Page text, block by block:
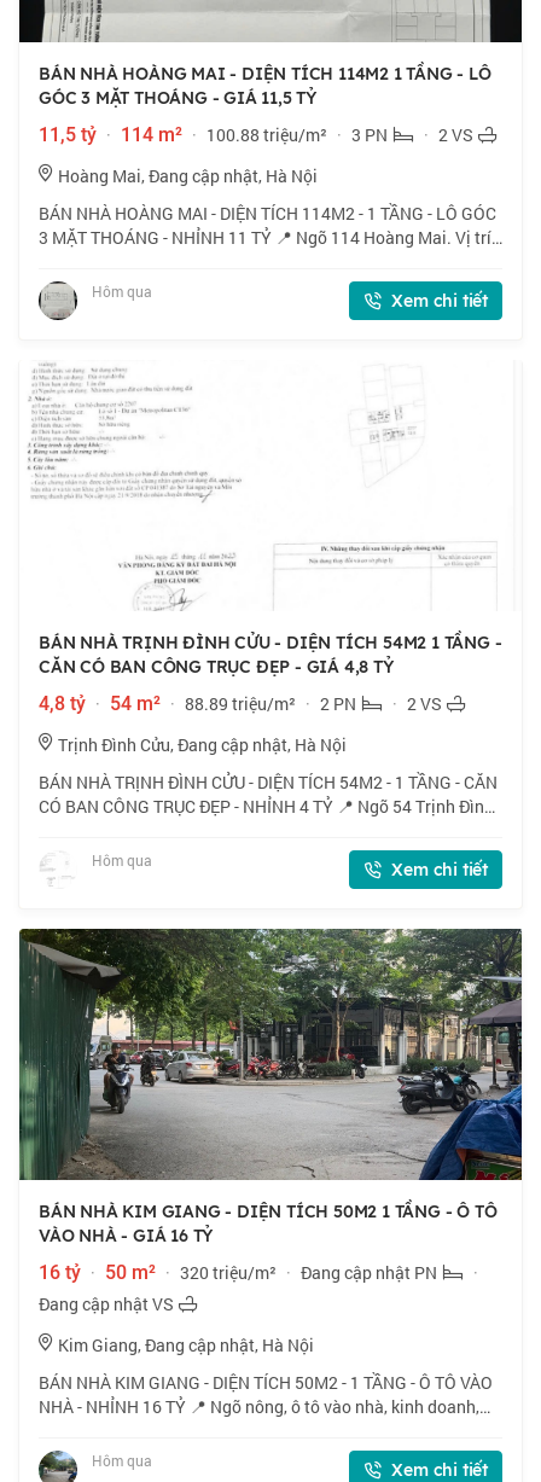
BÁN NHÀ HOÀNG MAI - DIỆN TÍCH 114M2 1 TẦNG - LÔ
GÓC 3 MẶT THOÁNG - GIÁ 11,5 TỶ
11,5 tỷ · 114 m² · 100.88 triệu/m² · 3 PN · 2 VS
Hoàng Mai, Đang cập nhật, Hà Nội
BÁN NHÀ HOÀNG MAI - DIỆN TÍCH 114M2 - 1 TẦNG - LÔ GÓC
3 MẶT THOÁNG - NHỈNH 11 TỶ 📍 Ngõ 114 Hoàng Mai. Vị trí
chợ đầu mối phía Nam, chợ Tân Ma
Hôm qua Xem chi tiết
BÁN NHÀ TRỊNH ĐÌNH CỬU - DIỆN TÍCH 54M2 1 TẦNG -
CĂN CÓ BAN CÔNG TRỤC ĐẸP - GIÁ 4,8 TỶ
4,8 tỷ · 54 m² · 88.89 triệu/m² · 2 PN · 2 VS
Trịnh Đình Cửu, Đang cập nhật, Hà Nội
BÁN NHÀ TRỊNH ĐÌNH CỬU - DIỆN TÍCH 54M2 - 1 TẦNG - CĂN
CÓ BAN CÔNG TRỤC ĐẸP - NHỈNH 4 TỶ 📍 Ngõ 54 Trịnh Đình
tiện cho việc mua sắm. 🏠 54m2 x 1
Hôm qua Xem chi tiết
BÁN NHÀ KIM GIANG - DIỆN TÍCH 50M2 1 TẦNG - Ô TÔ
VÀO NHÀ - GIÁ 16 TỶ
16 tỷ · 50 m² · 320 triệu/m² · Đang cập nhật PN
·
Đang cập nhật VS
Kim Giang, Đang cập nhật, Hà Nội
BÁN NHÀ KIM GIANG - DIỆN TÍCH 50M2 - 1 TẦNG - Ô TÔ VÀO
NHÀ - NHỈNH 16 TỶ 📍 Ngõ nông, ô tô vào nhà, kinh doanh,
1 tầng, mặt tiền 5.6m. 💰 Nhỉn
Hôm qua Xem chi tiết